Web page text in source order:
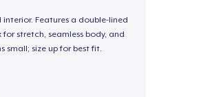
Features a double-lined
stretch, seamless body, and
small; size up for best fit.